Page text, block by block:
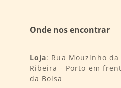
Onde nos encontrar
Loja: Rua Mouzinho
Ribeira - Porto em
da Bolsa